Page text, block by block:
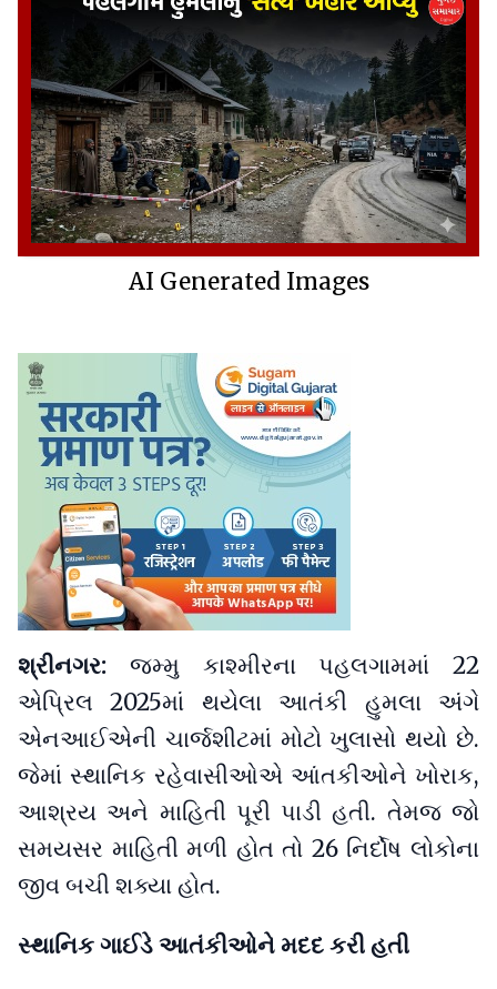
AI Generated Images
શ્રીનગર: જમ્મુ કાશ્મીરના પહલગામમાં 22
એપ્રિલ 2025માં થયેલા આતંકી હુમલા અંગે
એનઆઈએની ચાર્જશીટમાં મોટો ખુલાસો થયો છે.
જેમાં સ્થાનિક રહેવાસીઓએ આંતકીઓને ખોરાક,
આશ્રય અને માહિતી પૂરી પાડી હતી. તેમજ જો
સમયસર માહિતી મળી હોત તો 26 નિર્દોષ લોકોના
જીવ બચી શક્યા હોત.
સ્થાનિક ગાઈડે આતંકીઓને મદદ કરી હતી